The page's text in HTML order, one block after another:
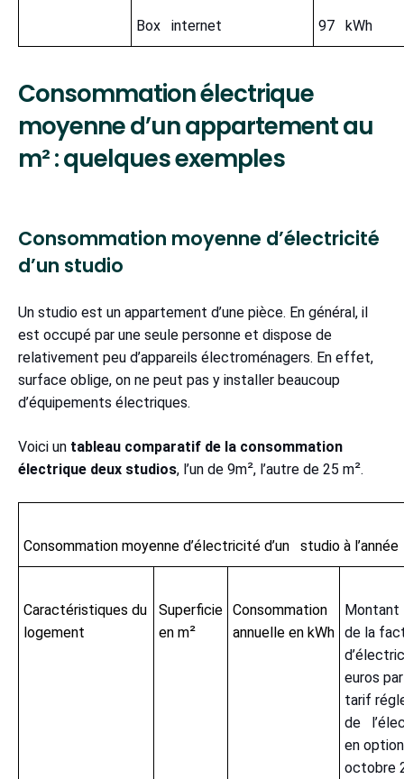
Box internet 97 kWh
Consommation électrique
moyenne d’un appartement au
m² : quelques exemples
Consommation moyenne d’électricité
d’un studio
Un studio est un appartement d’une pièce. En général, il
est occupé par une seule personne et dispose de
relativement peu d’appareils électroménagers. En effet,
surface oblige, on ne peut pas y installer beaucoup
d’équipements électriques.
Voici un tableau comparatif de la consommation
électrique deux studios, l’un de 9m², l’autre de 25 m².
Consommation moyenne d’électricité d’un studio à l’année
Caractéristiques du
logement
Superficie
en m²
Consommation
annuelle en kWh de la
euros
tarif
de
en
octobre